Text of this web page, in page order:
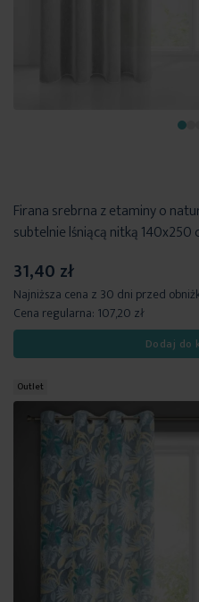
Firana srebrna z etaminy o
subtelnie lśniącą nitką 140x250
31,40 zł
Najniższa cena z 30 dni przed
Cena regularna: 107,20 zł
Dodaj do
Outlet